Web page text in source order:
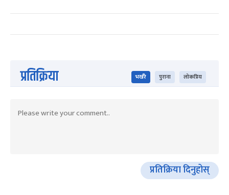
प्रतिक्रिया भर्खरै पुराना लोकप्रिय
प्रतिक्रिया दिनुहोस्